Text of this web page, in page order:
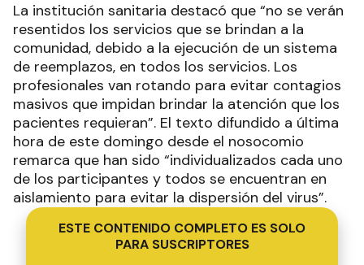
La institución sanitaria destacó que “no se verán
resentidos los servicios que se brindan a la
comunidad, debido a la ejecución de un sistema
de reemplazos, en todos los servicios. Los
profesionales van rotando para evitar contagios
masivos que impidan brindar la atención que los
pacientes requieran”. El texto difundido a última
hora de este domingo desde el nosocomio
remarca que han sido “individualizados cada uno
de los participantes y todos se encuentran en
aislamiento para evitar la dispersión del virus”.
ESTE CONTENIDO COMPLETO ES SOLO
PARA SUSCRIPTORES